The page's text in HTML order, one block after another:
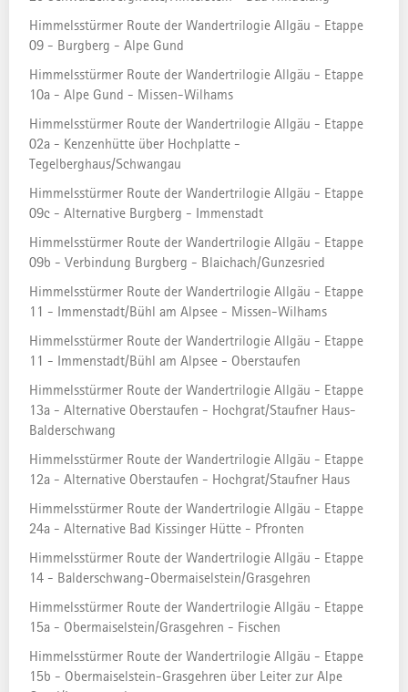
Himmelsstürmer Route der Wandertrilogie Allgäu - Etappe
09 - Burgberg - Alpe Gund
Himmelsstürmer Route der Wandertrilogie Allgäu - Etappe
10a - Alpe Gund - Missen-Wilhams
Himmelsstürmer Route der Wandertrilogie Allgäu - Etappe
02a - Kenzenhütte über Hochplatte -
Tegelberghaus/Schwangau
Himmelsstürmer Route der Wandertrilogie Allgäu - Etappe
09c - Alternative Burgberg - Immenstadt
Himmelsstürmer Route der Wandertrilogie Allgäu - Etappe
09b - Verbindung Burgberg - Blaichach/Gunzesried
Himmelsstürmer Route der Wandertrilogie Allgäu - Etappe
11 - Immenstadt/Bühl am Alpsee - Missen-Wilhams
Himmelsstürmer Route der Wandertrilogie Allgäu - Etappe
11 - Immenstadt/Bühl am Alpsee - Oberstaufen
Himmelsstürmer Route der Wandertrilogie Allgäu - Etappe
13a - Alternative Oberstaufen - Hochgrat/Staufner Haus-
Balderschwang
Himmelsstürmer Route der Wandertrilogie Allgäu - Etappe
12a - Alternative Oberstaufen - Hochgrat/Staufner Haus
Himmelsstürmer Route der Wandertrilogie Allgäu - Etappe
24a - Alternative Bad Kissinger Hütte - Pfronten
Himmelsstürmer Route der Wandertrilogie Allgäu - Etappe
14 - Balderschwang-Obermaiselstein/Grasgehren
Himmelsstürmer Route der Wandertrilogie Allgäu - Etappe
15a - Obermaiselstein/Grasgehren - Fischen
Himmelsstürmer Route der Wandertrilogie Allgäu - Etappe
15b - Obermaiselstein-Grasgehren über Leiter zur Alpe
Allgäu - Etappe 12 - Oberstaufen -
Hochgrat/Staufner Haus.
HÖHENPROFIL
Details
TOUR AUF OUTDOORACTIVE
GPX-DOWNLOAD
GPX-DOWNLOAD (MIT WEGPUNKTEN)
VERANTWORTLICH FÜR DEN INHALT
Allgäu GmbH Leitprodukte